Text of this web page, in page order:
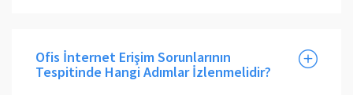
Ofis İnternet Erişim Sorunlarının
Tespitinde Hangi Adımlar İzlenmelidir?